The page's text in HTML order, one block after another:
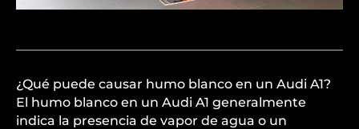
¿Qué puede causar humo blanco en un Audi A1?
El humo blanco en un Audi A1 generalmente
indica la presencia de vapor de agua o un